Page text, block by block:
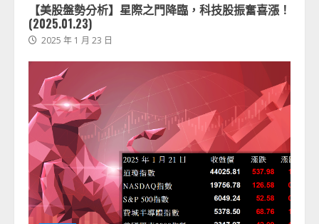
【美股盤勢分析】星際之門降臨，科技股振奮喜漲！
(2025.01.23)
2025 年 1 月 23 日